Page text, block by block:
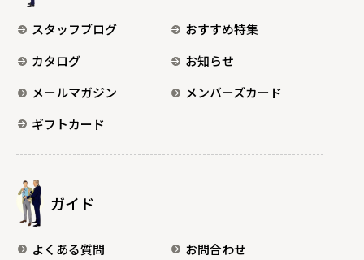
スタッフブログ
おすすめ特集
カタログ
お知らせ
メールマガジン
メンバーズカード
ギフトカード
ガイド
よくある質問 お問合わせ